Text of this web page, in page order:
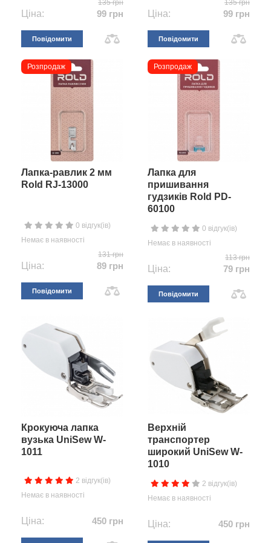
135 грн
Ціна: 99 грн
Повідомити
135 грн
Ціна: 99 грн
Повідомити
Розпродаж
Лапка-равлик 2 мм
Rold RJ-13000
0 відгук(ів)
Немає в наявності
131 грн
Ціна: 89 грн
Повідомити
Розпродаж
Лапка для
пришивання
гудзиків Rold PD-
60100
0 відгук(ів)
Немає в наявності
113 грн
Ціна: 79 грн
Повідомити
Крокуюча лапка
вузька UniSew W-
1011
2 відгук(ів)
Немає в наявності
Ціна: 450 грн
Верхній
транспортер
широкий UniSew W-
1010
2 відгук(ів)
Немає в наявності
Ціна: 450 грн